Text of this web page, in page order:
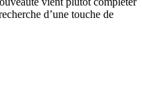
d’une touche de